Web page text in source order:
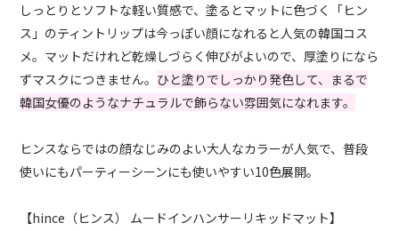
しっとりとソフトな軽い質感で、塗るとマットに色づく「ヒン
ス」のティントリップは今っぽい顔になれると人気の韓国コス
メ。マットだけれど乾燥しづらく伸びがよいので、厚塗りになら
ずマスクにつきません。 ひと塗りでしっかり発色して、まるで
韓国女優のようなナチュラルで飾らない雰囲気になれます。
ヒンスならではの顔なじみのよい大人なカラーが人気で、普段
使いにもパーティーシーンにも使いやすい10色展開。
【hince（ヒンス） ムードインハンサーリキッドマット】